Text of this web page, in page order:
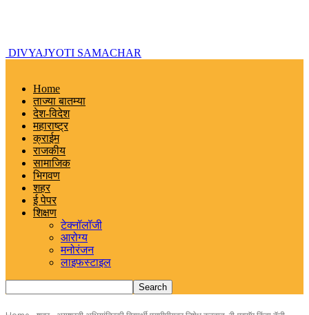
DIVYAJYOTI SAMACHAR
Home
ताज्या बातम्या
देश-विदेश
महाराष्ट्र
क्राईम
राजकीय
सामाजिक
भिगवण
शहर
ई पेपर
शिक्षण
टेक्नॉलॉजी
आरोग्य
मनोरंजन
लाइफस्टाइल